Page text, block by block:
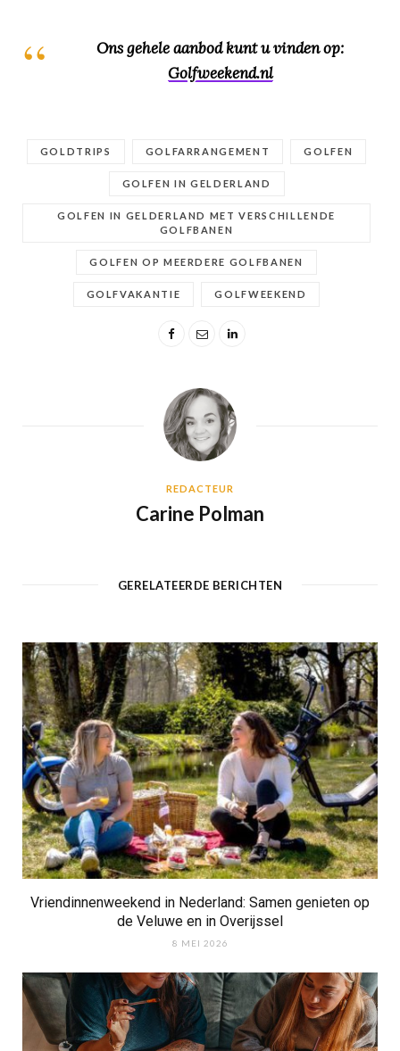
Ons gehele aanbod kunt u vinden op:
Golfweekend.nl
GOLDTRIPS GOLFARRANGEMENT GOLFEN
GOLFEN IN GELDERLAND
GOLFEN IN GELDERLAND MET VERSCHILLENDE
GOLFBANEN
GOLFEN OP MEERDERE GOLFBANEN
GOLFVAKANTIE GOLFWEEKEND
REDACTEUR
Carine Polman
GERELATEERDE BERICHTEN
Vriendinnenweekend in Nederland: Samen genieten op
de Veluwe en in Overijssel
8 MEI 2026